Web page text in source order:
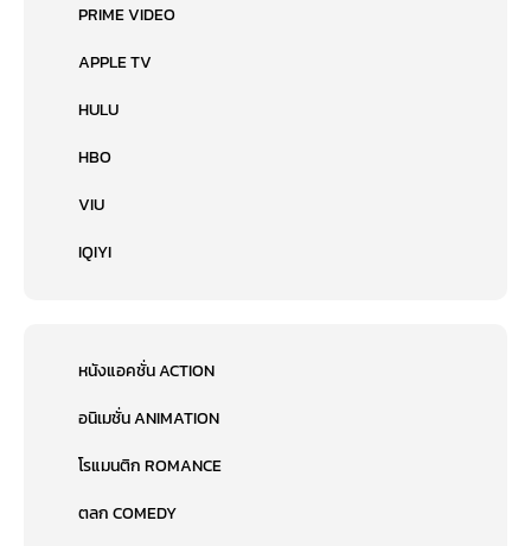
PRIME VIDEO
APPLE TV
HULU
HBO
VIU
IQIYI
หนังแอคชั่น ACTION
อนิเมชั่น ANIMATION
โรแมนติก ROMANCE
ตลก COMEDY